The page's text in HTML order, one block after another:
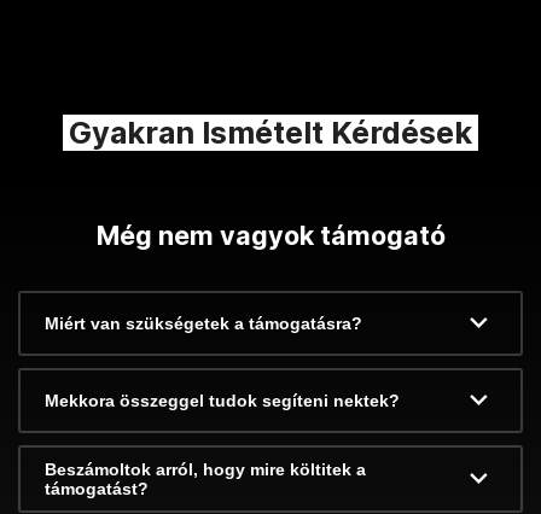
Gyakran Ismételt Kérdések
Még nem vagyok támogató
Miért van szükségetek a támogatásra?
Mekkora összeggel tudok segíteni nektek?
Beszámoltok arról, hogy mire költitek a
támogatást?